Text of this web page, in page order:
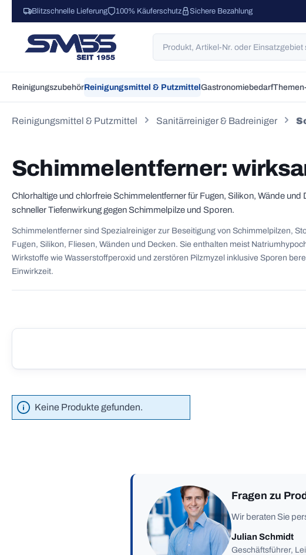
Hauptinhalt springen
Zur Suche springen
Zur Hauptnavigation springen
Blitzschnelle Lieferung 100% Käuferschutz Sichere Bezahlung
ReinigungszubehörReinigungsmittel & PutzmittelGastronomiebedarf
Reinigungsmittel & Putzmittel Sanitärreiniger & Badreiniger
Schimmelentferner:
Chlorhaltige und chlorfreie Schimmelentferner für Fugen, Silikon, Wände und
schneller Tiefenwirkung gegen Schimmelpilze und Sporen.
Schimmelentferner sind Spezialreiniger zur Beseitigung von Schimmelpilzen,
Fugen, Silikon, Fliesen, Wänden und Decken. Sie enthalten meist
Wirkstoffe wie Wasserstoffperoxid und zerstören Pilzmyzel inklusive Sporen
Einwirkzeit.
Keine Produkte gefunden.
Fragen zu
Wir beraten Sie
Julian Schmidt
Geschäftsführer,